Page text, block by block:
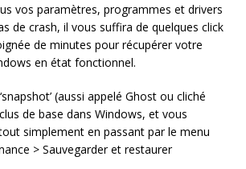
vos paramètres, programmes et drivers
de crash, il vous suffira de quelques click
de minutes pour récupérer votre
en état fonctionnel.
(aussi appelé Ghost ou cliché
de base dans Windows, et vous
simplement en passant par le menu
> Sauvegarder et restaurer